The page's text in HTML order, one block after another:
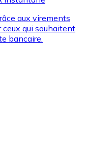
aux virements
ceux qui souhaitent
bancaire.